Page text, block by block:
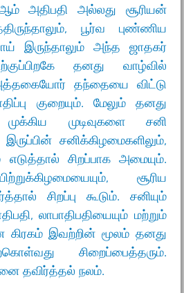
அதிபதி அல்லது சூரியன்
பூர்வ புண்ணிய
இருந்தாலும் அந்த ஜாதகர்
தனது வாழ்வில்
அத்தகையோர் தந்தையை விட்டு
குறையும். மேலும் தனது
முக்கிய முடிவுகளை சனி
சனிக்கிழமைகளிலும்,
சிறப்பாக அமையும்.
சூரிய
சிறப்பு கூடும். சனியும்
லாபாதிபதியையும் மற்றும்
கிரகம் இவற்றின் மூலம் தனது
சிறைப்பைத்தரும்.
தவிர்த்தல் நலம்.